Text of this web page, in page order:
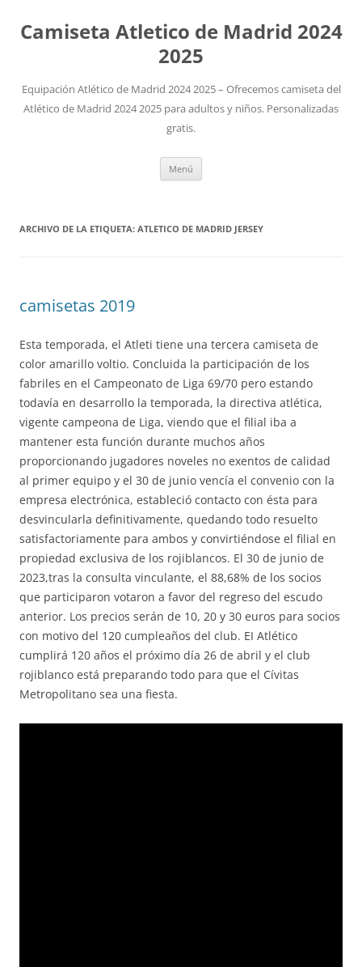
Camiseta Atletico de Madrid 2024
2025
Equipación Atlético de Madrid 2024 2025 – Ofrecemos camiseta del
Atlético de Madrid 2024 2025 para adultos y niños. Personalizadas
gratis.
Menú
ARCHIVO DE LA ETIQUETA: ATLETICO DE MADRID JERSEY
camisetas 2019
Esta temporada, el Atleti tiene una tercera camiseta de
color amarillo voltio. Concluida la participación de los
fabriles en el Campeonato de Liga 69/70 pero estando
todavía en desarrollo la temporada, la directiva atlética,
vigente campeona de Liga, viendo que el filial iba a
mantener esta función durante muchos años
proporcionando jugadores noveles no exentos de calidad
al primer equipo y el 30 de junio vencía el convenio con la
empresa electrónica, estableció contacto con ésta para
desvincularla definitivamente, quedando todo resuelto
satisfactoriamente para ambos y convirtiéndose el filial en
propiedad exclusiva de los rojiblancos. El 30 de junio de
2023,tras la consulta vinculante, el 88,68% de los socios
que participaron votaron a favor del regreso del escudo
anterior. Los precios serán de 10, 20 y 30 euros para socios
con motivo del 120 cumpleaños del club. EI Atlético
cumplirá 120 años el próximo día 26 de abril y el club
rojiblanco está preparando todo para que el Cívitas
Metropolitano sea una fiesta.